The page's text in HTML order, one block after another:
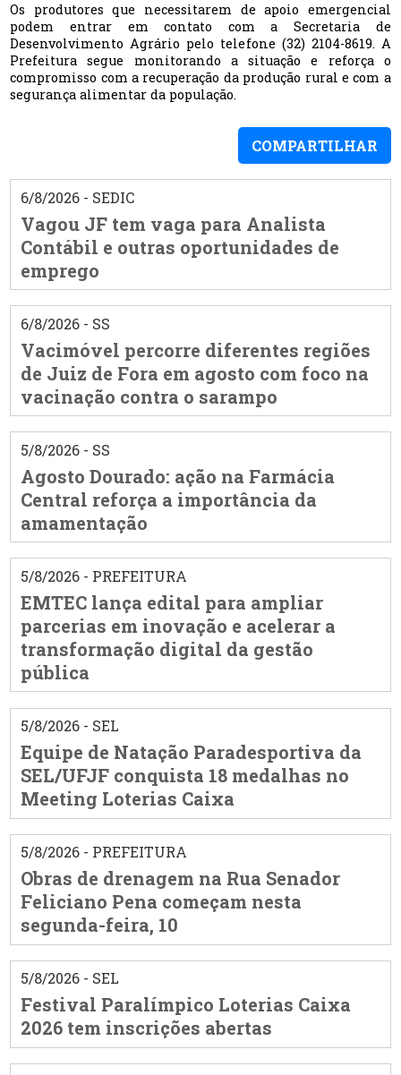
Os produtores que necessitarem de apoio emergencial
podem entrar em contato com a Secretaria de
Desenvolvimento Agrário pelo telefone (32) 2104-8619. A
Prefeitura segue monitorando a situação e reforça o
compromisso com a recuperação da produção rural e com a
segurança alimentar da população.
COMPARTILHAR
6/8/2026 - SEDIC
Vagou JF tem vaga para Analista
Contábil e outras oportunidades de
emprego
6/8/2026 - SS
Vacimóvel percorre diferentes regiões
de Juiz de Fora em agosto com foco na
vacinação contra o sarampo
5/8/2026 - SS
Agosto Dourado: ação na Farmácia
Central reforça a importância da
amamentação
5/8/2026 - PREFEITURA
EMTEC lança edital para ampliar
parcerias em inovação e acelerar a
transformação digital da gestão
pública
5/8/2026 - SEL
Equipe de Natação Paradesportiva da
SEL/UFJF conquista 18 medalhas no
Meeting Loterias Caixa
5/8/2026 - PREFEITURA
Obras de drenagem na Rua Senador
Feliciano Pena começam nesta
segunda-feira, 10
5/8/2026 - SEL
Festival Paralímpico Loterias Caixa
2026 tem inscrições abertas